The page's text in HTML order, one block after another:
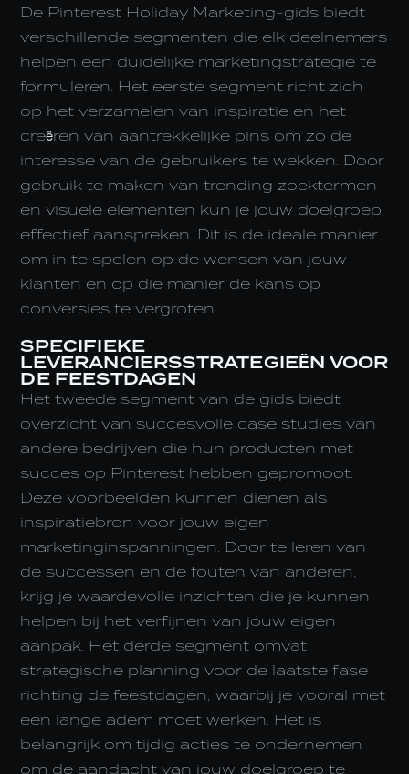
De Pinterest Holiday Marketing-gids biedt
verschillende segmenten die elk deelnemers
helpen een duidelijke marketingstrategie te
formuleren. Het eerste segment richt zich
op het verzamelen van inspiratie en het
creëren van aantrekkelijke pins om zo de
interesse van de gebruikers te wekken. Door
gebruik te maken van trending zoektermen
en visuele elementen kun je jouw doelgroep
effectief aanspreken. Dit is de ideale manier
om in te spelen op de wensen van jouw
klanten en op die manier de kans op
conversies te vergroten.
SPECIFIEKE
LEVERANCIERSSTRATEGIEËN VOOR
DE FEESTDAGEN
Het tweede segment van de gids biedt
overzicht van succesvolle case studies van
andere bedrijven die hun producten met
succes op Pinterest hebben gepromoot.
Deze voorbeelden kunnen dienen als
inspiratiebron voor jouw eigen
marketinginspanningen. Door te leren van
de successen en de fouten van anderen,
krijg je waardevolle inzichten die je kunnen
helpen bij het verfijnen van jouw eigen
aanpak. Het derde segment omvat
strategische planning voor de laatste fase
richting de feestdagen, waarbij je vooral met
een lange adem moet werken. Het is
belangrijk om tijdig acties te ondernemen
om de aandacht van jouw doelgroep te